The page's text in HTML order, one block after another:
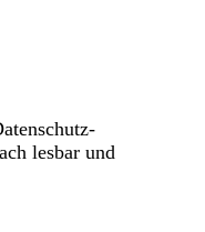
lesbar und